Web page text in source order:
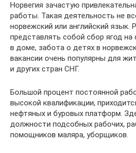
Норвегия зачастую
работы. Такая деятельность не
норвежский или английский язык.
представлять собой сбор ягод
в доме, забота о детях в
вакансии очень популярны для
и других стран СНГ.
Большой процент постоянной
высокой квалификации,
нефтяных и буровых платформ.
должности подсобных рабочих,
помощников маляра, уборщиков.